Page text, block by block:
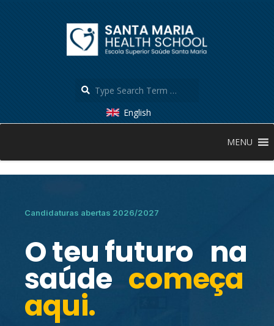
English
MENU
Candidaturas abertas 2026/2027
O teu futuro na
saúde começa
aqui.